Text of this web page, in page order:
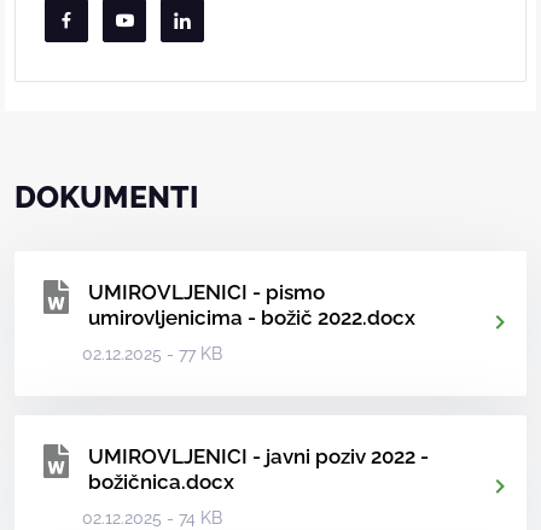
DOKUMENTI
UMIROVLJENICI - pismo
umirovljenicima - božič 2022.docx
02.12.2025 - 77 KB
UMIROVLJENICI - javni poziv 2022 -
božičnica.docx
02.12.2025 - 74 KB